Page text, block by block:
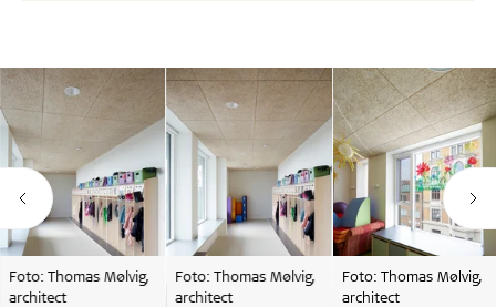
Foto: Thomas Mølvig,
architect
Foto: Thomas Mølvig,
architect
Foto: Thomas Mølvig,
architect